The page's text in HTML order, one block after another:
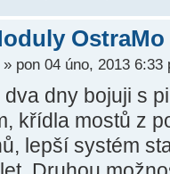
OstraMo
» pon 04 úno, 2013 6:33
dva dny bojuji s
křídla mostů z
lepší systém